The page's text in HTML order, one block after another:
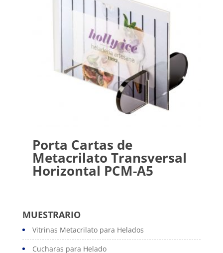
Porta Cartas de
Metacrilato Transversal
Horizontal PCM-A5
MUESTRARIO
Vitrinas Metacrilato para Helados
Cucharas para Helado